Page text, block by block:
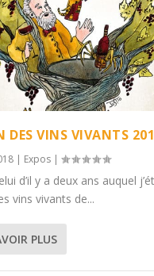
DES VINS VIVANTS
| Expos |
d’il y a deux ans auquel
vins vivants de...
PLUS